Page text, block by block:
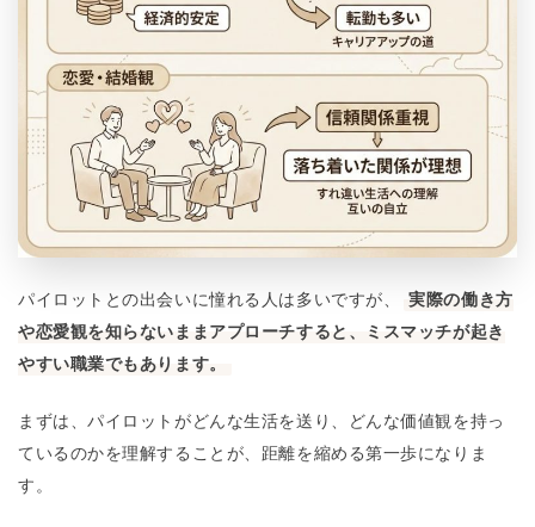
パイロットとの出会いに憧れる人は多いですが、
実際の働き方
や恋愛観を知らないままアプローチすると、ミスマッチが起き
やすい職業でもあります。
まずは、パイロットがどんな生活を送り、どんな価値観を持っ
ているのかを理解することが、距離を縮める第一歩になりま
す。